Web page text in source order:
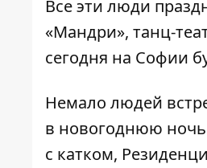
Все эти люди
«Мандри», танц-
сегодня на Софии
Немало людей
в новогоднюю ночь
с катком,